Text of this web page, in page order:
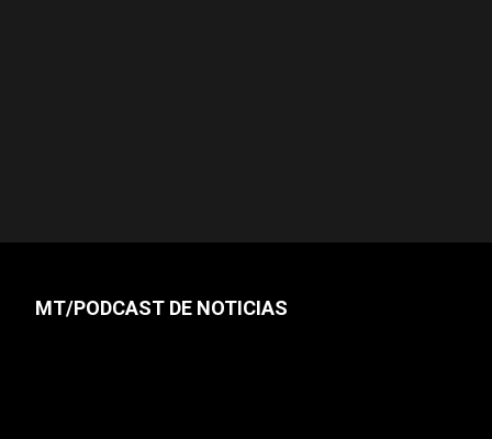
MT/PODCAST DE NOTICIAS